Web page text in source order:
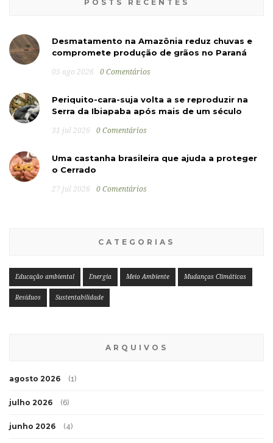
POSTS RECENTES
Desmatamento na Amazônia reduz chuvas e
compromete produção de grãos no Paraná
05 ago 2026 0 Comentários
Periquito-cara-suja volta a se reproduzir na
Serra da Ibiapaba após mais de um século
31 jul 2026 0 Comentários
Uma castanha brasileira que ajuda a proteger
o Cerrado
27 jul 2026 0 Comentários
CATEGORIAS
Educação ambiental Energia Meio Ambiente Mudanças Climáticas
Resíduos Sustentabilidade
ARQUIVOS
agosto 2026 (1)
julho 2026 (6)
junho 2026 (4)